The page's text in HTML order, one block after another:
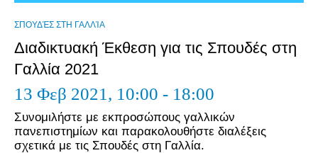
ΣΠΟΥΔΈΣ ΣΤΗ ΓΑΛΛΊΑ
Διαδικτυακή Έκθεση για τις Σπουδές στη
Γαλλία 2021
13 Φεβ 2021, 10:00 - 18:00
Συνομιλήστε με εκπροσώπους γαλλικών
πανεπιστημίων και παρακολουθήστε διαλέξεις
σχετικά με τις Σπουδές στη Γαλλία.